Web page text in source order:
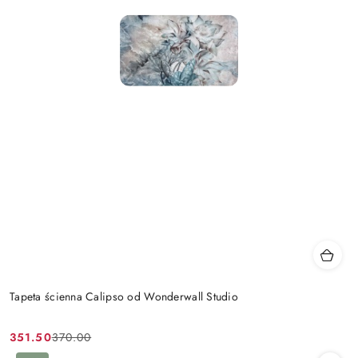
Tapeta ścienna Calipso od Wonderwall Studio
Cena
351.50
Cena
370.00